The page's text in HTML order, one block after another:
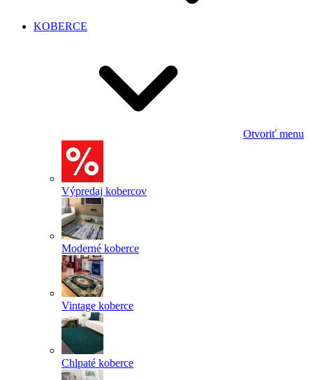
KOBERCE
Otvoriť menu
Výpredaj kobercov
Moderné koberce
Vintage koberce
Chlpaté koberce